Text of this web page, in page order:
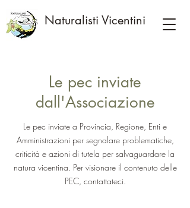
Naturalisti Vicentini
Le pec inviate
dall'Associazione
Le pec inviate a Provincia, Regione, Enti e
Amministrazioni per segnalare problematiche,
criticità e azioni di tutela per salvaguardare la
natura vicentina. Per visionare il contenuto delle
PEC, contattateci.